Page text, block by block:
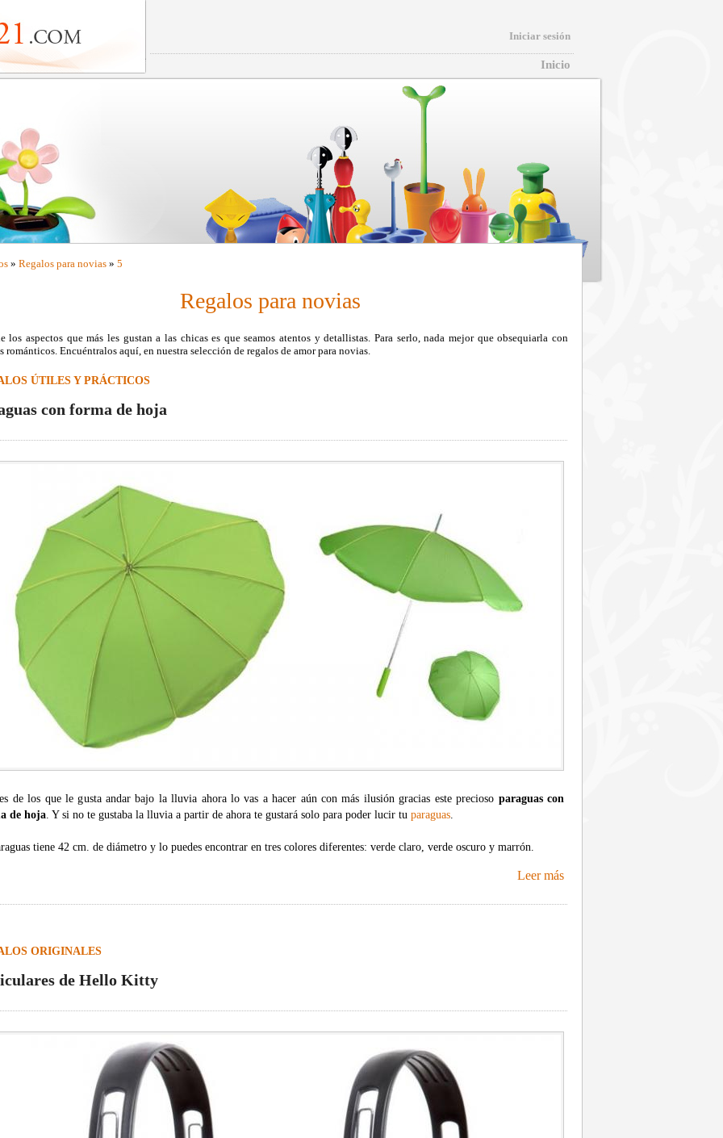
Iniciar sesión
Inicio
» Regalos para novias » 5
Regalos para novias
los aspectos que más les gustan a las chicas es que seamos atentos y detallistas. Para serlo, nada mejor que obsequiarla con
románticos. Encuéntralos aquí, en nuestra selección de regalos de amor para novias.
ÚTILES Y PRÁCTICOS
con forma de hoja
de los que le gusta andar bajo la lluvia ahora lo vas a hacer aún con más ilusión gracias este precioso paraguas con
de hoja. Y si no te gustaba la lluvia a partir de ahora te gustará solo para poder lucir tu paraguas.
tiene 42 cm. de diámetro y lo puedes encontrar en tres colores diferentes: verde claro, verde oscuro y marrón.
Leer más
ORIGINALES
de Hello Kitty